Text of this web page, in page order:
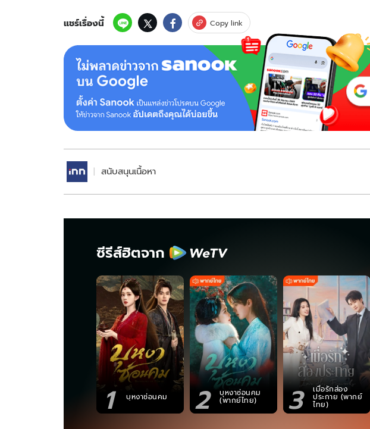
แชร์เรื่องนี้ Copy link
สนับสนุนเนื้อหา
ซีรีส์ฮิตจาก
1 บุหงาซ่อนคม 2 บุหงาซ่อนคม
(พากย์ไทย) 3 เมื่อรักส่อง
ประกาย (พากย์
ไทย)